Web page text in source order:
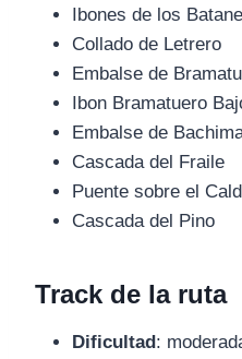
Ibones de los
Collado de Letrero
Embalse de
Ibon Bramatuero
Embalse de
Cascada del Fraile
Puente sobre el
Cascada del Pino
Track de la ruta
Dificultad: